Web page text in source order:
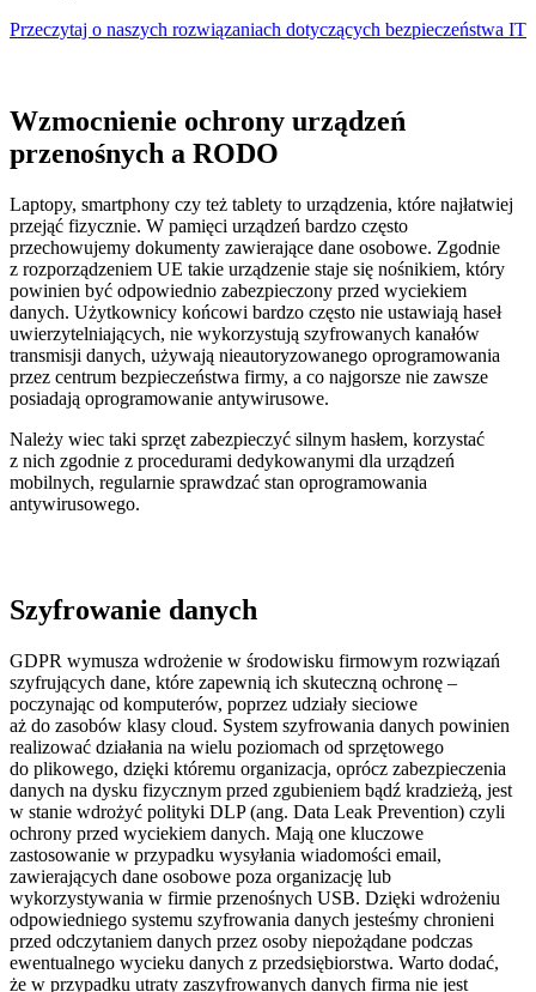
Przeczytaj o naszych rozwiązaniach dotyczących bezpieczeństwa IT
Wzmocnienie ochrony urządzeń
przenośnych a RODO
Laptopy, smartphony czy też tablety to urządzenia, które najłatwiej
przejąć fizycznie. W pamięci urządzeń bardzo często
przechowujemy dokumenty zawierające dane osobowe. Zgodnie
z rozporządzeniem UE takie urządzenie staje się nośnikiem, który
powinien być odpowiednio zabezpieczony przed wyciekiem
danych. Użytkownicy końcowi bardzo często nie ustawiają haseł
uwierzytelniających, nie wykorzystują szyfrowanych kanałów
transmisji danych, używają nieautoryzowanego oprogramowania
przez centrum bezpieczeństwa firmy, a co najgorsze nie zawsze
posiadają oprogramowanie antywirusowe.
Należy wiec taki sprzęt zabezpieczyć silnym hasłem, korzystać
z nich zgodnie z procedurami dedykowanymi dla urządzeń
mobilnych, regularnie sprawdzać stan oprogramowania
antywirusowego.
Szyfrowanie danych
GDPR wymusza wdrożenie w środowisku firmowym rozwiązań
szyfrujących dane, które zapewnią ich skuteczną ochronę –
poczynając od komputerów, poprzez udziały sieciowe
aż do zasobów klasy cloud. System szyfrowania danych powinien
realizować działania na wielu poziomach od sprzętowego
do plikowego, dzięki któremu organizacja, oprócz zabezpieczenia
danych na dysku fizycznym przed zgubieniem bądź kradzieżą, jest
w stanie wdrożyć polityki DLP (ang. Data Leak Prevention) czyli
ochrony przed wyciekiem danych. Mają one kluczowe
zastosowanie w przypadku wysyłania wiadomości email,
zawierających dane osobowe poza organizację lub
wykorzystywania w firmie przenośnych USB. Dzięki wdrożeniu
odpowiedniego systemu szyfrowania danych jesteśmy chronieni
przed odczytaniem danych przez osoby niepożądane podczas
ewentualnego wycieku danych z przedsiębiorstwa. Warto dodać,
że w przypadku utraty zaszyfrowanych danych firma nie jest